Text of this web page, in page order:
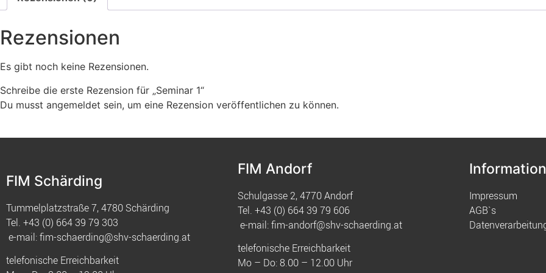
Rezensionen
Es gibt noch keine Rezensionen.
Schreibe die erste Rezension für „Seminar 1“
Du musst angemeldet sein, um eine Rezension veröffentlichen zu können.
FIM Schärding
Tummelplatzstraße 7, 4780 Schärding
Tel. +43 (0) 664 39 79 303
e-mail:fim-schaerding@shv-schaerding.at
telefonische Erreichbarkeit
FIM Andorf
Schulgasse 2, 4770 Andorf
Tel. +43 (0) 664 39 79 606
e-mail:fim-andorf@shv-schaerding.at
telefonische Erreichbarkeit
Mo – Do: 8.00 – 12.00 Uhr
Impressum
AGB`s